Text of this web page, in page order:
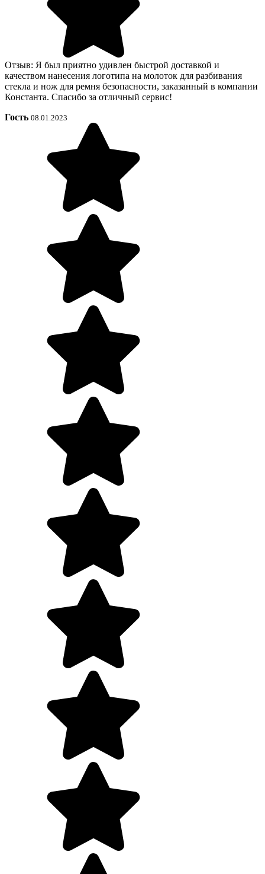
Отзыв: Я был приятно удивлен быстрой доставкой и
качеством нанесения логотипа на молоток для разбивания
стекла и нож для ремня безопасности, заказанный в компании
Константа. Спасибо за отличный сервис!
Гость 08.01.2023